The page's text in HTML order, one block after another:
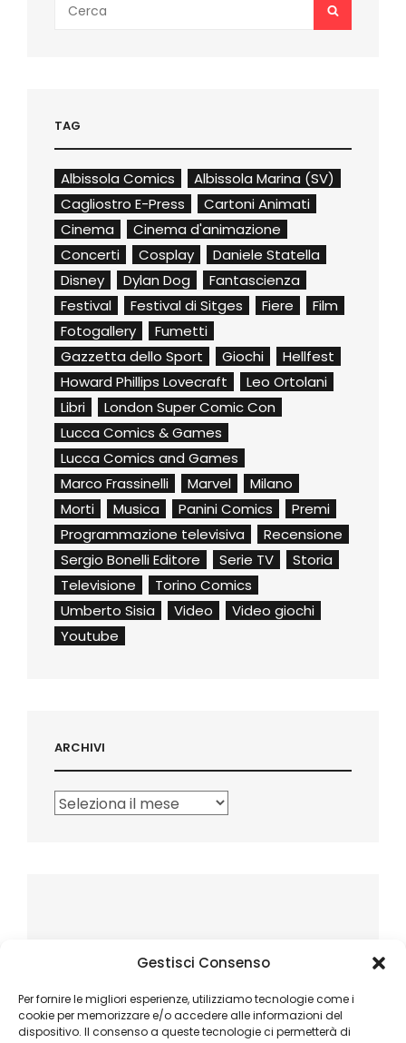
Gestisci Consenso
Per fornire le migliori esperienze, utilizziamo tecnologie come i
cookie per memorizzare e/o accedere alle informazioni del
dispositivo. Il consenso a queste tecnologie ci permetterà di
for:
SEARCH
TAG
Albissola Comics
Albissola Marina (SV)
Cagliostro E-Press
Cartoni Animati
Cinema
Cinema d'animazione
Concerti
Cosplay
Daniele Statella
Disney
Dylan Dog
Fantascienza
Festival
Festival di Sitges Fiere
Film
Fotogallery
Fumetti
Gazzetta dello Sport
Giochi
Hellfest
Howard Phillips Lovecraft
Leo Ortolani
Libri
London Super Comic Con
Lucca Comics & Games
Lucca Comics and Games
Marco Frassinelli
Marvel
Milano
Morti
Musica Panini Comics
Premi
Programmazione televisiva
Recensione
Sergio Bonelli Editore
Serie TV
Storia
Televisione
Torino Comics
Umberto Sisia
Video
Video giochi
Youtube
ARCHIVI
Archivi